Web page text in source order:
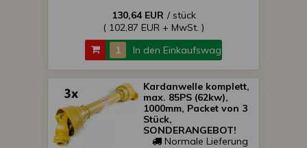
130,64 EUR / stück
( 102,87 EUR + MwSt. )
In den Einkaufswagen
Kardanwelle komplett,
max. 85PS (62kw),
1000mm, Packet von 3
Stück,
SONDERANGEBOT!
Normale Lieferung